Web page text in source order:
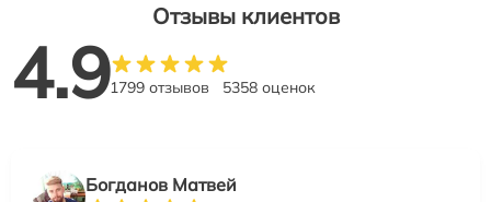
Отзывы клиентов
4.91799 отзывов 5358 оценок
Богданов Матвей